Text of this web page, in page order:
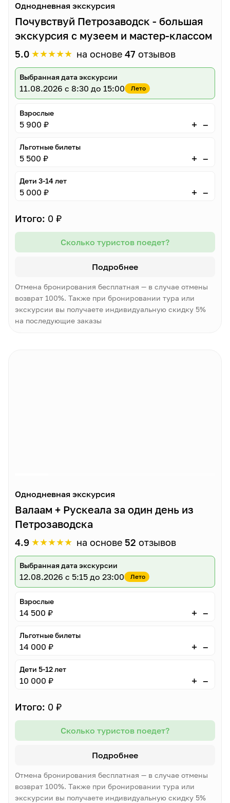
Однодневная экскурсия
Почувствуй Петрозаводск - большая
экскурсия с музеем и мастер-классом
5.0 ★★★★★ на основе 47 отзывов
Выбранная дата экскурсии
11.08.2026 с 8:30 до 15:00 Лето
Взрослые
5 900 ₽ + –
Льготные билеты
5 500 ₽ + –
Дети 3-14 лет
5 000 ₽ + –
Итого: 0 ₽
Сколько туристов поедет?
Подробнее
Отмена бронирования бесплатная — в случае отмены
возврат 100%. Также при бронировании тура или
экскурсии вы получаете индивидуальную скидку 5%
на последующие заказы
Однодневная экскурсия
Валаам + Рускеала за один день из
Петрозаводска
4.9 ★★★★★ на основе 52 отзывов
Выбранная дата экскурсии
12.08.2026 с 5:15 до 23:00 Лето
Взрослые
14 500 ₽ + –
Льготные билеты
14 000 ₽ + –
Дети 5-12 лет
10 000 ₽ + –
Итого: 0 ₽
Сколько туристов поедет?
Подробнее
Отмена бронирования бесплатная — в случае отмены
возврат 100%. Также при бронировании тура или
экскурсии вы получаете индивидуальную скидку 5%